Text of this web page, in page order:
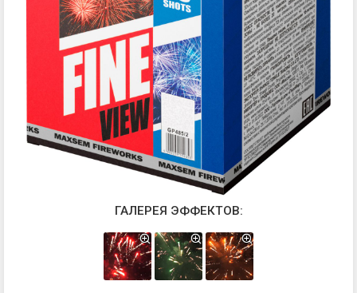
ГАЛЕРЕЯ ЭФФЕКТОВ: